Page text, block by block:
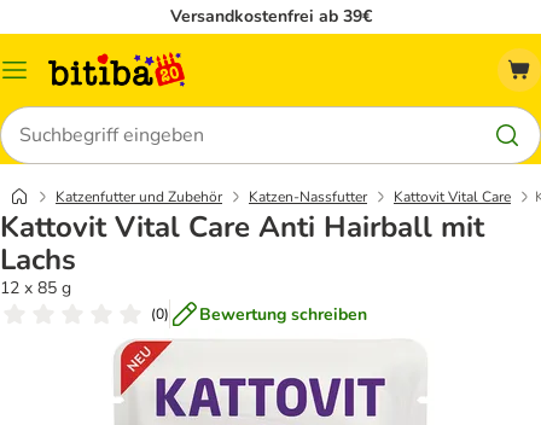
Versandkostenfrei ab 39€
Menü
Suchen
Katzenfutter und Zubehör Katzen-Nassfutter Kattovit Vital Care
Kattovit Vital Care Anti Hairball mit
Lachs
12 x 85 g
(0) Bewertung schreiben